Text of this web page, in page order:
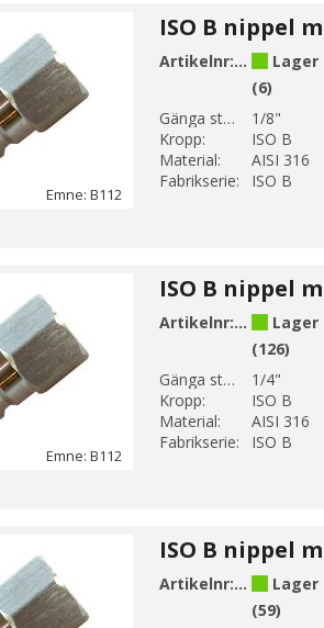
Emne: B112
Artikelnr:B112-1Lager
(6)
Gänga storlek 1:
1/8"
Kropp:
ISO B
Material:
AISI 316
Fabrikserie:
ISO B
Emne: B112
Artikelnr:B112-2Lager
(126)
Gänga storlek 1:
1/4"
Kropp:
ISO B
Material:
AISI 316
Fabrikserie:
ISO B
Artikelnr:B112-3Lager
(59)